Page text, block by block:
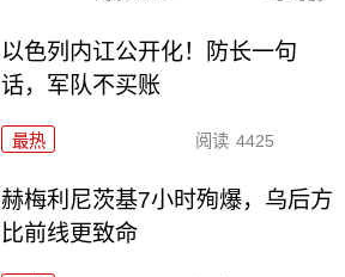
以色列内讧公开化！防长一句
话，军队不买账
最热 阅读 4425
赫梅利尼茨基7小时殉爆，乌后方
比前线更致命